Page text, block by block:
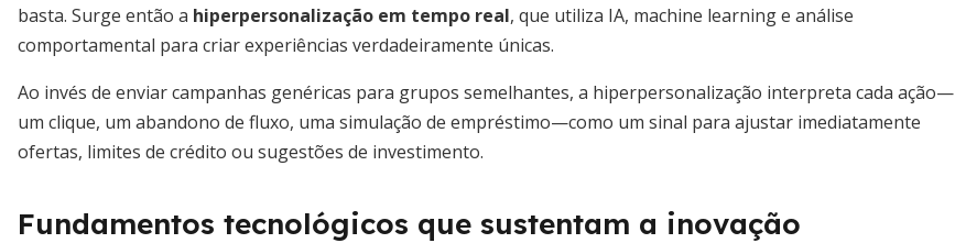
basta. Surge então a hiperpersonalização em tempo real, que utiliza IA, machine learning e análise
comportamental para criar experiências verdadeiramente únicas.
Ao invés de enviar campanhas genéricas para grupos semelhantes, a hiperpersonalização interpreta cada ação—
um clique, um abandono de fluxo, uma simulação de empréstimo—como um sinal para ajustar imediatamente
ofertas, limites de crédito ou sugestões de investimento.
Fundamentos tecnológicos que sustentam a inovação